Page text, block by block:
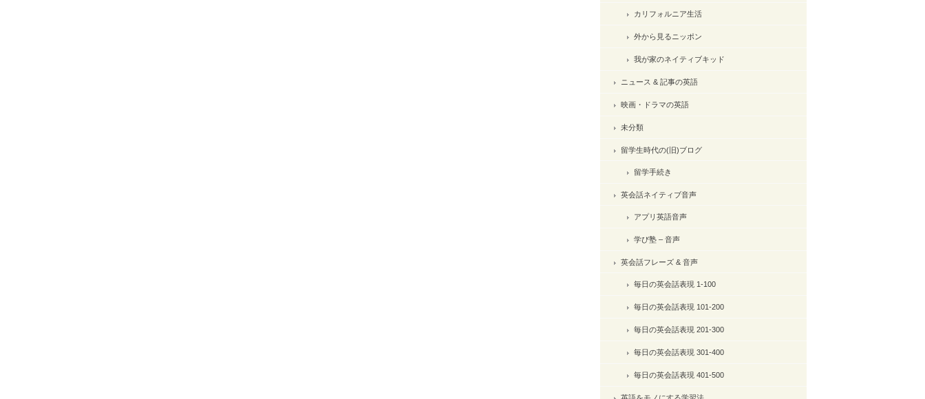
カリフォルニア生活
外から見るニッポン
我が家のネイティブキッド
ニュース & 記事の英語
映画・ドラマの英語
未分類
留学生時代の(旧)ブログ
留学手続き
英会話ネイティブ音声
アプリ英語音声
学び塾 – 音声
英会話フレーズ & 音声
毎日の英会話表現 1-100
毎日の英会話表現 101-200
毎日の英会話表現 201-300
毎日の英会話表現 301-400
毎日の英会話表現 401-500